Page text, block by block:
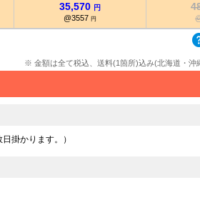
35,570 円
@3557 円
※ 金額は全て税込、送料(1箇所)込み(北海道・沖
掛かります。）